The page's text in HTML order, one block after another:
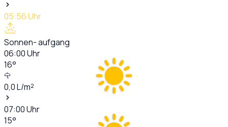
05:56Uhr
Sonnen- aufgang
06:00Uhr
16°
0,0L/m²
07:00Uhr
15°